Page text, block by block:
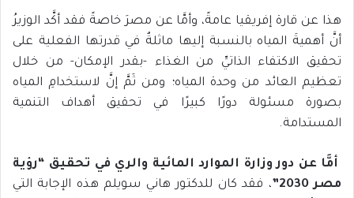
هذا عن قارة إفريقيا عامةً، وأمَّا عن مصرَ خاصةً فقد أكَّد الوزيرُ
أنَّ أهميةَ المياه بالنسبة إليها ماثلةٌ في قدرتها الفعلية على
تحقيق الاكتفاء الذاتيِّ من الغذاء -بقدر الإمكان- من خلال
تعظيم العائد من وحدة المياه؛ ومن ثَمَّ إنَّ لاستخدامِ المياه
بصورة مسئولة دورًا كبيرًا في تحقيق أهداف التنمية
المستدامة.
أمَّا عن دور وزارة الموارد المائية والري في تحقيق “رؤية
مصر 2030”
، فقد كان للدكتور هاني سويلم هذه الإجابة التي